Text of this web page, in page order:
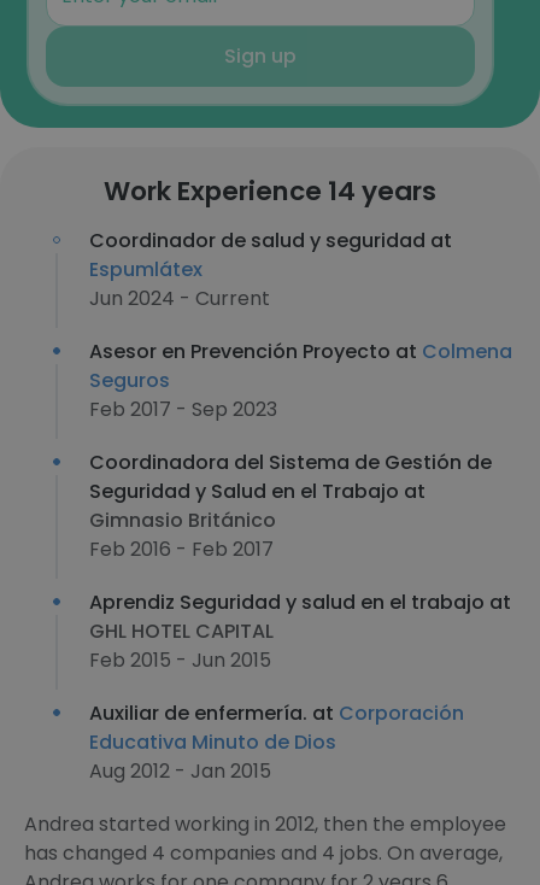
Sign up
Work Experience 14 years
Coordinador de salud y seguridad at
Espumlátex
Jun 2024 - Current
Asesor en Prevención Proyecto at Colmena
Seguros
Feb 2017 - Sep 2023
Coordinadora del Sistema de Gestión de
Seguridad y Salud en el Trabajo at
Gimnasio Británico
Feb 2016 - Feb 2017
Aprendiz Seguridad y salud en el trabajo at
GHL HOTEL CAPITAL
Feb 2015 - Jun 2015
Auxiliar de enfermería. at Corporación
Educativa Minuto de Dios
Aug 2012 - Jan 2015
Andrea started working in 2012, then the employee
has changed 4 companies and 4 jobs. On average,